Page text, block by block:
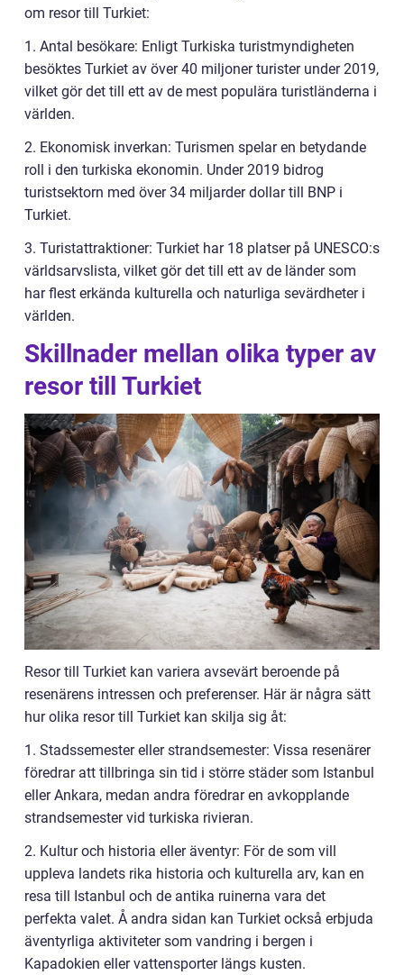
om resor till Turkiet:
1. Antal besökare: Enligt Turkiska turistmyndigheten
besöktes Turkiet av över 40 miljoner turister under 2019,
vilket gör det till ett av de mest populära turistländerna i
världen.
2. Ekonomisk inverkan: Turismen spelar en betydande
roll i den turkiska ekonomin. Under 2019 bidrog
turistsektorn med över 34 miljarder dollar till BNP i
Turkiet.
3. Turistattraktioner: Turkiet har 18 platser på UNESCO:s
världsarvslista, vilket gör det till ett av de länder som
har flest erkända kulturella och naturliga sevärdheter i
världen.
Skillnader mellan olika typer av
resor till Turkiet
Resor till Turkiet kan variera avsevärt beroende på
resenärens intressen och preferenser. Här är några sätt
hur olika resor till Turkiet kan skilja sig åt:
1. Stadssemester eller strandsemester: Vissa resenärer
föredrar att tillbringa sin tid i större städer som Istanbul
eller Ankara, medan andra föredrar en avkopplande
strandsemester vid turkiska rivieran.
2. Kultur och historia eller äventyr: För de som vill
uppleva landets rika historia och kulturella arv, kan en
resa till Istanbul och de antika ruinerna vara det
perfekta valet. Å andra sidan kan Turkiet också erbjuda
äventyrliga aktiviteter som vandring i bergen i
Kapadokien eller vattensporter längs kusten.